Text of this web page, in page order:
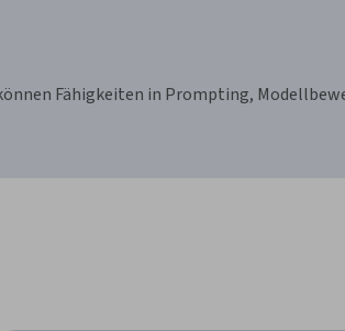
Fähigkeiten in Prompting,